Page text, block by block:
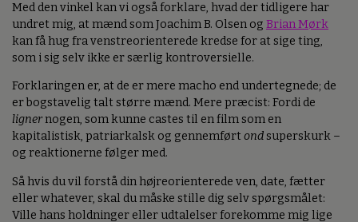
Med den vinkel kan vi også forklare, hvad der tidligere har
undret mig, at mænd som Joachim B. Olsen og Brian Mørk
kan få hug fra venstreorienterede kredse for at sige ting,
som i sig selv ikke er særlig kontroversielle.
Forklaringen er, at de er mere macho end undertegnede; de
er bogstavelig talt større mænd. Mere præcist: Fordi de
lignernogen, som kunne castes til en film som en
kapitalistisk, patriarkalsk og gennemført ond superskurk –
og reaktionerne følger med.
Så hvis du vil forstå din højreorienterede ven, date, fætter
eller whatever, skal du måske stille dig selv spørgsmålet:
Ville hans holdninger eller udtalelser forekomme mig lige